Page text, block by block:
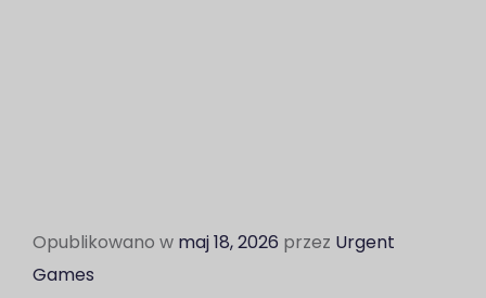
Opublikowano w maj 18, 2026 przez Urgent
Games